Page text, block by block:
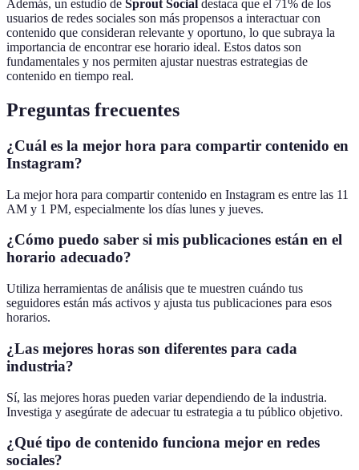
Además, un estudio de Sprout Social destaca que el 71% de los
usuarios de redes sociales son más propensos a interactuar con
contenido que consideran relevante y oportuno, lo que subraya la
importancia de encontrar ese horario ideal. Estos datos son
fundamentales y nos permiten ajustar nuestras estrategias de
contenido en tiempo real.
Preguntas frecuentes
¿Cuál es la mejor hora para compartir contenido en
Instagram?
La mejor hora para compartir contenido en Instagram es entre las 11
AM y 1 PM, especialmente los días lunes y jueves.
¿Cómo puedo saber si mis publicaciones están en el
horario adecuado?
Utiliza herramientas de análisis que te muestren cuándo tus
seguidores están más activos y ajusta tus publicaciones para esos
horarios.
¿Las mejores horas son diferentes para cada
industria?
Sí, las mejores horas pueden variar dependiendo de la industria.
Investiga y asegúrate de adecuar tu estrategia a tu público objetivo.
¿Qué tipo de contenido funciona mejor en redes
sociales?